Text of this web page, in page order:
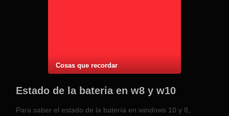
Cosas que recordar
Estado de la bateria en w8 y w10
Para saber el estado de la batería en windows 10 y 8,